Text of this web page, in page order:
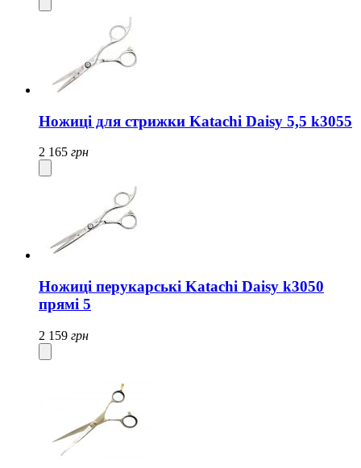
Ножиці для стрижки Katachi Daisy 5,5 k3055
2 165 грн
Ножиці перукарські Katachi Daisy k3050
прямі 5
2 159 грн